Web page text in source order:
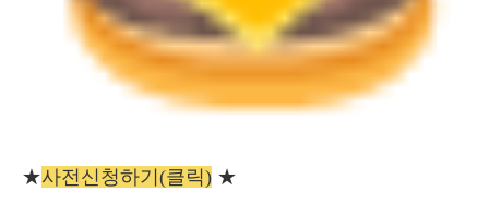
★사전신청하기(클릭) ★